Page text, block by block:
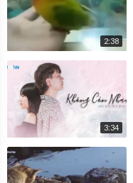
2:38
3:34